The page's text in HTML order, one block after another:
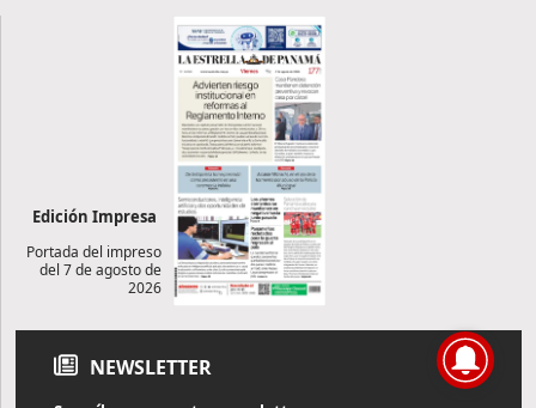
Edición Impresa
Portada del impreso
del 7 de agosto de
2026
NEWSLETTER